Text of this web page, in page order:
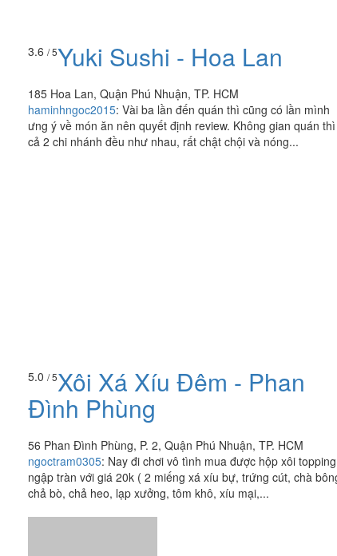
3.6 / 5Yuki Sushi - Hoa Lan
185 Hoa Lan, Quận Phú Nhuận, TP. HCM
haminhngoc2015: Vài ba lần đến quán thì cũng có lần mình
ưng ý về món ăn nên quyết định review. Không gian quán thì
cả 2 chi nhánh đều như nhau, rất chật chội và nóng...
ngoctram0305:Nay đi chơi vô tình mua được hộp xôi topping
ngập tràn với giá 20k ( 2 miếng xá xíu bự, trứng cút, chà bông,
chả bò, chả heo, lạp xưởng, tôm khô, xíu mại,...